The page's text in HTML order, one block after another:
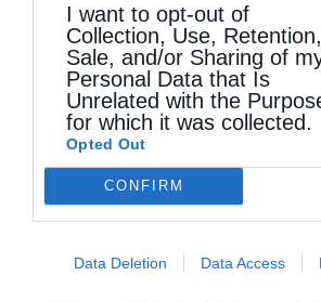
I want to opt-out of
Collection, Use, Retention,
Sale, and/or Sharing of
Personal Data that Is
Unrelated with the
for which it was collected.
Opted Out
CONFIRM
Data Deletion Data Access